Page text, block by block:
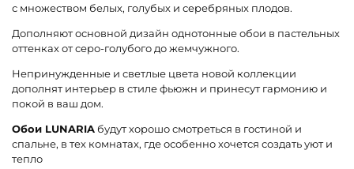
с множеством белых, голубых и серебряных плодов.
Дополняют основной дизайн однотонные обои в пастельных
оттенках от серо-голубого до жемчужного.
Непринужденные и светлые цвета новой коллекции
дополнят интерьер в стиле фьюжн и принесут гармонию и
покой в ваш дом.
Обои LUNARIA будут хорошо смотреться в гостиной и
спальне, в тех комнатах, где особенно хочется создать уют и
тепло